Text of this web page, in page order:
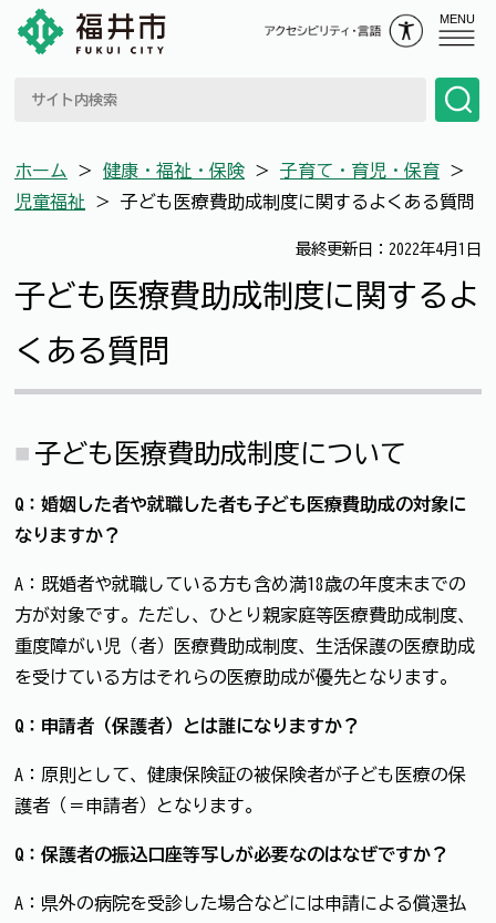
MENU
ホーム ＞ 健康・福祉・保険 ＞ 子育て・育児・保育 ＞
児童福祉 ＞ 子ども医療費助成制度に関するよくある質問
最終更新日：2022年4月1日
子ども医療費助成制度に関するよ
くある質問
子ども医療費助成制度について
Q：婚姻した者や就職した者も子ども医療費助成の対象に
なりますか？
A：既婚者や就職している方も含め満18歳の年度末までの
方が対象です。ただし、ひとり親家庭等医療費助成制度、
重度障がい児（者）医療費助成制度、生活保護の医療助成
を受けている方はそれらの医療助成が優先となります。
Q：申請者（保護者）とは誰になりますか？
A：原則として、健康保険証の被保険者が子ども医療の保
護者（＝申請者）となります。
Q：保護者の振込口座等写しが必要なのはなぜですか？
A：県外の病院を受診した場合などには申請による償還払